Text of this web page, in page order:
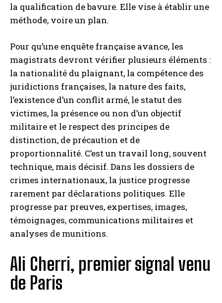
la qualification de bavure. Elle vise à établir une
méthode, voire un plan.
Pour qu’une enquête française avance, les
magistrats devront vérifier plusieurs éléments :
la nationalité du plaignant, la compétence des
juridictions françaises, la nature des faits,
l’existence d’un conflit armé, le statut des
victimes, la présence ou non d’un objectif
militaire et le respect des principes de
distinction, de précaution et de
proportionnalité. C’est un travail long, souvent
technique, mais décisif. Dans les dossiers de
crimes internationaux, la justice progresse
rarement par déclarations politiques. Elle
progresse par preuves, expertises, images,
témoignages, communications militaires et
analyses de munitions.
Ali Cherri, premier signal venu
de Paris